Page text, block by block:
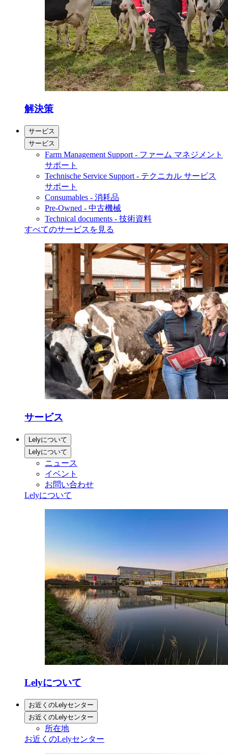
解決策
サービス
サービス
Farm Management Support - ファーム マネジメント
サポート
Technische Service Support - テクニカル サービス
サポート
Consumables - 消耗品
Pre-Owned - 中古機械
Technical documents - 技術資料
すべてのサービスを見る
サービス
Lelyについて
Lelyについて
ニュース
イベント
お問い合わせ
Lelyについて
Lelyについて
お近くのLelyセンター
お近くのLelyセンター
所在地
お近くのLelyセンター